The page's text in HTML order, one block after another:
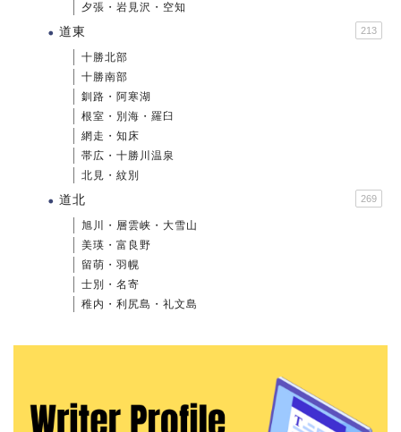
夕張・岩見沢・空知
道東 213
十勝北部
十勝南部
釧路・阿寒湖
根室・別海・羅臼
網走・知床
帯広・十勝川温泉
北見・紋別
道北 269
旭川・層雲峡・大雪山
美瑛・富良野
留萌・羽幌
士別・名寄
稚内・利尻島・礼文島